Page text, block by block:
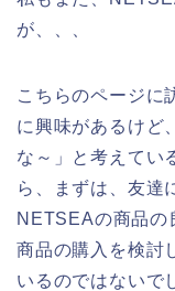
が、、、
こちらのページに
に興味があるけど
な～」と考えてい
ら、まずは、友達
NETSEAの商品の
商品の購入を検討
いるのではないで